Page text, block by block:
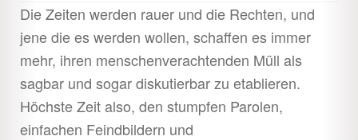
Die Zeiten werden rauer und die Rechten, und
jene die es werden wollen, schaffen es immer
mehr, ihren menschenverachtenden Müll als
sagbar und sogar diskutierbar zu etablieren.
Höchste Zeit also, den stumpfen Parolen,
einfachen Feindbildern und